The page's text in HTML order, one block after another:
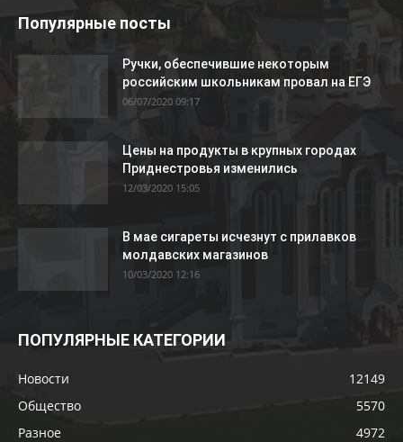
Популярные посты
Ручки, обеспечившие некоторым
российским школьникам провал на ЕГЭ
06/07/2020 09:17
Цены на продукты в крупных городах
Приднестровья изменились
12/03/2020 15:05
В мае сигареты исчезнут с прилавков
молдавских магазинов
10/03/2020 12:16
ПОПУЛЯРНЫЕ КАТЕГОРИИ
Новости
12149
Общество
5570
Разное
4972